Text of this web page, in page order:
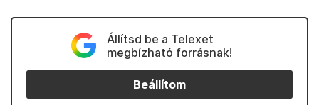
Állítsd be a Telexet
megbízható forrásnak!
Beállítom